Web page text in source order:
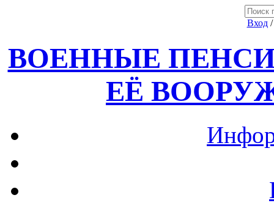
Вход
ВОЕННЫЕ
ЕЁ